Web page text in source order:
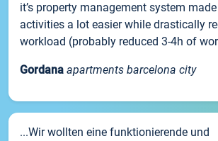
it’s property management system
activities a lot easier while drastically
workload (probably reduced 3-4h of
Gordana apartments barcelona city
...Wir wollten eine funktionierende und